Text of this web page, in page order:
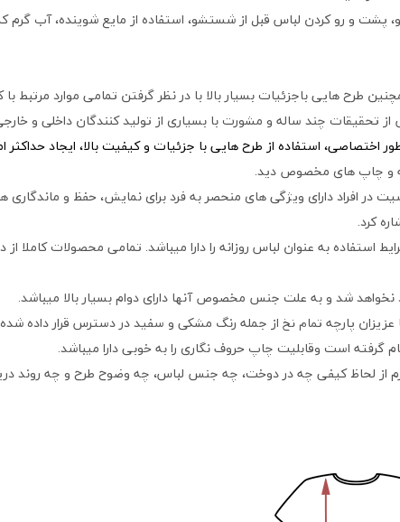
طرح هایی باجزئیات بسیار بالا با در نظر گرفتن تمامی موارد
تحقیقات چند ساله و مشورت با بسیاری از تولید کنندگان داخلی و
استفاده از طرح هایی با جزئیات و کیفیت بالا، ایجاد
و چاپ های مخصوص دید.
در افراد دارای ویژگی های منحصر به فرد برای نمایش، حفظ و
کرد.
استفاده به عنوان لباس روزانه را دارا میباشد. تمامی محصولات کاملا
شد و به علت جنس مخصوص آنها دارای دوام بسیار بالا میباشد.
پارچه تمام نخ از جمله رنگ مشکی و سفید در دسترس قرار داده
گرفته است وقابلیت چاپ حروف نگاری را به خوبی دارا میباشد.
از لحاظ کیفی چه در دوخت، چه جنس لباس، چه وضوح طرح و چه روند